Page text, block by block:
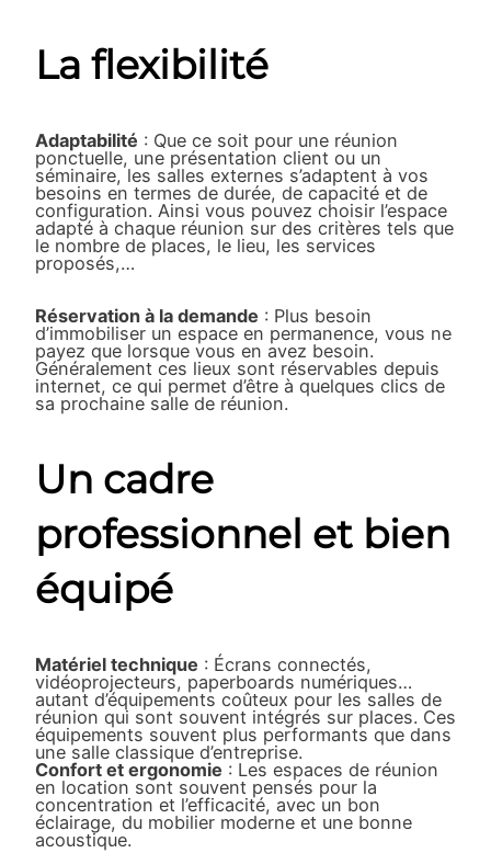
La flexibilité
Adaptabilité : Que ce soit pour une réunion
ponctuelle, une présentation client ou un
séminaire, les salles externes s’adaptent à vos
besoins en termes de durée, de capacité et de
configuration. Ainsi vous pouvez choisir l’espace
adapté à chaque réunion sur des critères tels que
le nombre de places, le lieu, les services
proposés,…
Réservation à la demande : Plus besoin
d’immobiliser un espace en permanence, vous ne
payez que lorsque vous en avez besoin.
Généralement ces lieux sont réservables depuis
internet, ce qui permet d’être à quelques clics de
sa prochaine salle de réunion.
Un cadre
professionnel et bien
équipé
Matériel technique : Écrans connectés,
vidéoprojecteurs, paperboards numériques…
autant d’équipements coûteux pour les salles de
réunion qui sont souvent intégrés sur places. Ces
équipements souvent plus performants que dans
une salle classique d’entreprise.
Confort et ergonomie : Les espaces de réunion
en location sont souvent pensés pour la
concentration et l’efficacité, avec un bon
éclairage, du mobilier moderne et une bonne
acoustique.